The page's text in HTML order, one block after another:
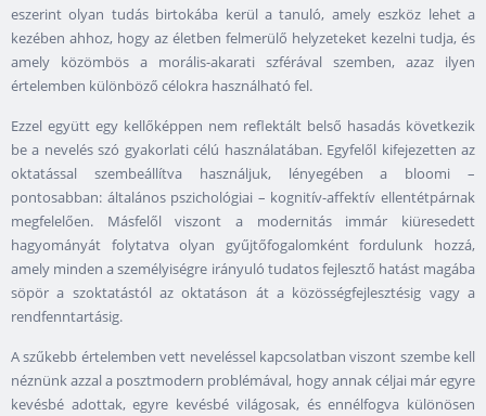
eszerint olyan tudás birtokába kerül a tanuló, amely eszköz lehet a
kezében ahhoz, hogy az életben felmerülő helyzeteket kezelni tudja, és
amely közömbös a morális-akarati szférával szemben, azaz ilyen
értelemben különböző célokra használható fel.
Ezzel együtt egy kellőképpen nem reflektált belső hasadás következik
be a nevelés szó gyakorlati célú használatában. Egyfelől kifejezetten az
oktatással szembeállítva használjuk, lényegében a bloomi –
pontosabban: általános pszichológiai – kognitív-affektív ellentétpárnak
megfelelően. Másfelől viszont a modernitás immár kiüresedett
hagyományát folytatva olyan gyűjtőfogalomként fordulunk hozzá,
amely minden a személyiségre irányuló tudatos fejlesztő hatást magába
söpör a szoktatástól az oktatáson át a közösségfejlesztésig vagy a
rendfenntartásig.
A szűkebb értelemben vett neveléssel kapcsolatban viszont szembe kell
néznünk azzal a posztmodern problémával, hogy annak céljai már egyre
kevésbé adottak, egyre kevésbé világosak, és ennélfogva különösen